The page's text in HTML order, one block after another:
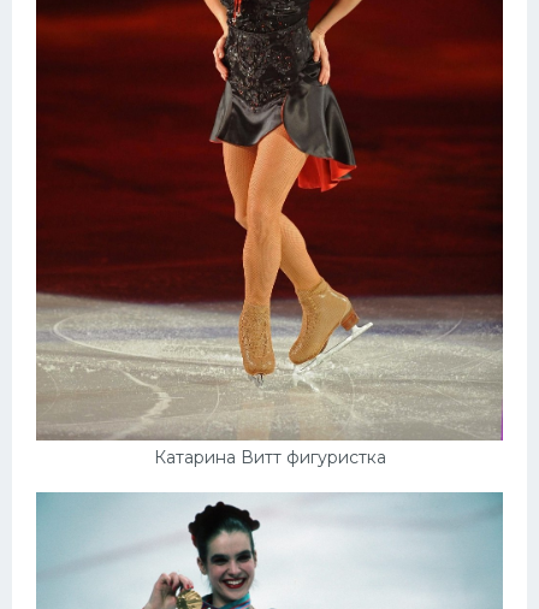
Катарина Витт фигуристка